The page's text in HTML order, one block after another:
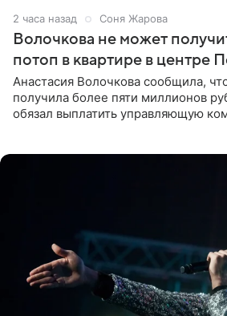
2 часа назад Соня Жарова
Волочкова не может
потоп в квартире в центре
Анастасия Волочкова сообщила,
получила более пяти миллионов
обязал выплатить управляющую